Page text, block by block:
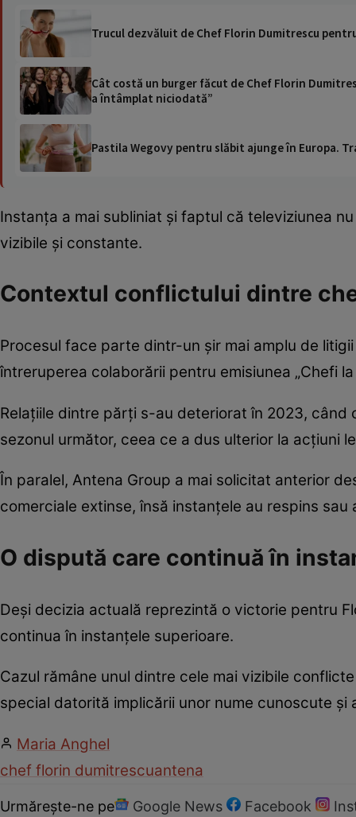
Trucul dezvăluit de Chef Florin Dumitrescu
Cât costă un burger făcut de Chef Florin
a întâmplat niciodată”
Pastila Wegovy pentru slăbit ajunge în Europa.
Instanța a mai subliniat și faptul că televiziunea
vizibile și constante.
Contextul conflictului dintre
Procesul face parte dintr-un șir mai amplu de
întreruperea colaborării pentru emisiunea „Chefi la
Relațiile dintre părți s-au deteriorat în 2023,
sezonul următor, ceea ce a dus ulterior la acțiuni
În paralel, Antena Group a mai solicitat anterior
comerciale extinse, însă instanțele au respins
O dispută care continuă în
Deși decizia actuală reprezintă o victorie pentru
continua în instanțele superioare.
Cazul rămâne unul dintre cele mai vizibile
special datorită implicării unor nume cunoscute și
Maria Anghel
chef florin dumitrescuantena
Urmărește-ne pe Google News Facebook